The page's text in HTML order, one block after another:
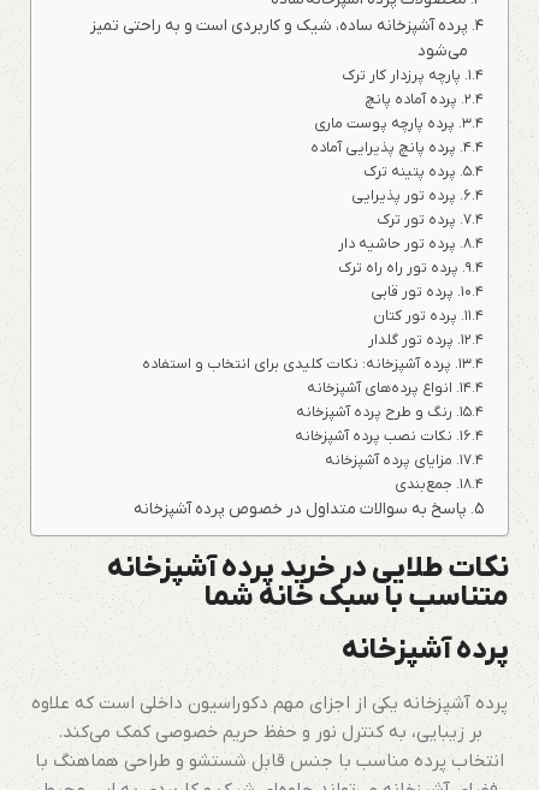
پرده آشپزخانه ساده، شیک و کاربردی است و به راحتی تمیز
می‌شود
پارچه پرزدار کار ترک
پرده آماده پانچ
پرده پارچه پوست ماری
پرده پانچ پذیرایی آماده
پرده پتینه ترک
پرده تور پذیرایی
پرده تور ترک
پرده تور حاشیه دار
پرده تور راه راه ترک
پرده تور قابی
پرده تور کتان
پرده تور گلدار
پرده آشپزخانه: نکات کلیدی برای انتخاب و استفاده
انواع پرده‌های آشپزخانه
رنگ و طرح پرده آشپزخانه
نکات نصب پرده آشپزخانه
مزایای پرده آشپزخانه
جمع‌بندی
پاسخ به سوالات متداول در خصوص پرده آشپزخانه
نکات طلایی در خرید پرده آشپزخانه
متناسب با سبک خانه شما
پرده آشپزخانه
پرده آشپزخانه یکی از اجزای مهم دکوراسیون داخلی است که علاوه
بر زیبایی، به کنترل نور و حفظ حریم خصوصی کمک می‌کند.
انتخاب پرده مناسب با جنس قابل شستشو و طراحی هماهنگ با